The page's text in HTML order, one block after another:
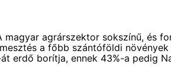
agrárszektor sokszínű, és
a főbb szántóföldi
erdő borítja, ennek 43%-a pedig